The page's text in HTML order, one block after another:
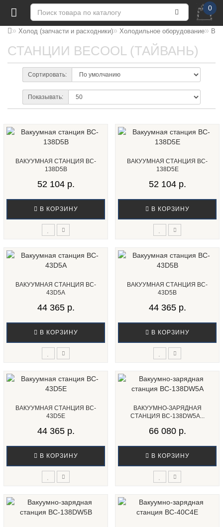
0
Холод (запчасти и расходники) Холодильное оборудование
СТАНЦИИ BECOOL (ТАЙВАНЬ)
Сортировать:
Показывать:
ВАКУУМНАЯ СТАНЦИЯ BC-
138D5B
52 104 р.
В КОРЗИНУ
ВАКУУМНАЯ СТАНЦИЯ BC-
138D5E
52 104 р.
В КОРЗИНУ
ВАКУУМНАЯ СТАНЦИЯ BC-
43D5A
44 365 р.
В КОРЗИНУ
ВАКУУМНАЯ СТАНЦИЯ BC-
43D5B
44 365 р.
В КОРЗИНУ
ВАКУУМНАЯ СТАНЦИЯ BC-
43D5E
44 365 р.
В КОРЗИНУ
ВАКУУМНО-ЗАРЯДНАЯ
СТАНЦИЯ BC-138DW5A...
66 080 р.
В КОРЗИНУ